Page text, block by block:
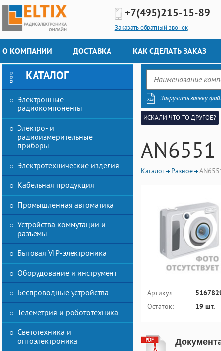
+7(495)215-15-89
Заказать обратный звонок
О КОМПАНИИ ДОСТАВКА КАК СДЕЛАТЬ ЗАКАЗ
КАТАЛОГ
Электронные
радиокомпоненты
Электро- и
радиоизмерительные
приборы
Электротехнические изделия
Кабельная продукция
Промышленная автоматика
Устройства коммутации и
разъемы
Бытовая VIP-электроника
Оборудование и инструмент
Беспроводные устройства
Телеметрия и робототехника
Светотехника и
оптоэлектроника
Загрузить заявку
ИСКАЛИ ЧТО-ТО ДРУГОЕ?
AN6551
Каталог Разное
Артикул:
Остаток: 19 шт.